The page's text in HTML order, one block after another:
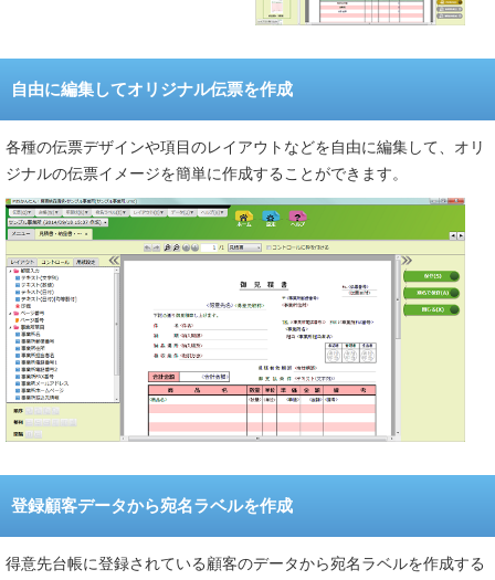
自由に編集してオリジナル伝票を作成
各種の伝票デザインや項目のレイアウトなどを自由に編集して、オリ
ジナルの伝票イメージを簡単に作成することができます。
登録顧客データから宛名ラベルを作成
得意先台帳に登録されている顧客のデータから宛名ラベルを作成する